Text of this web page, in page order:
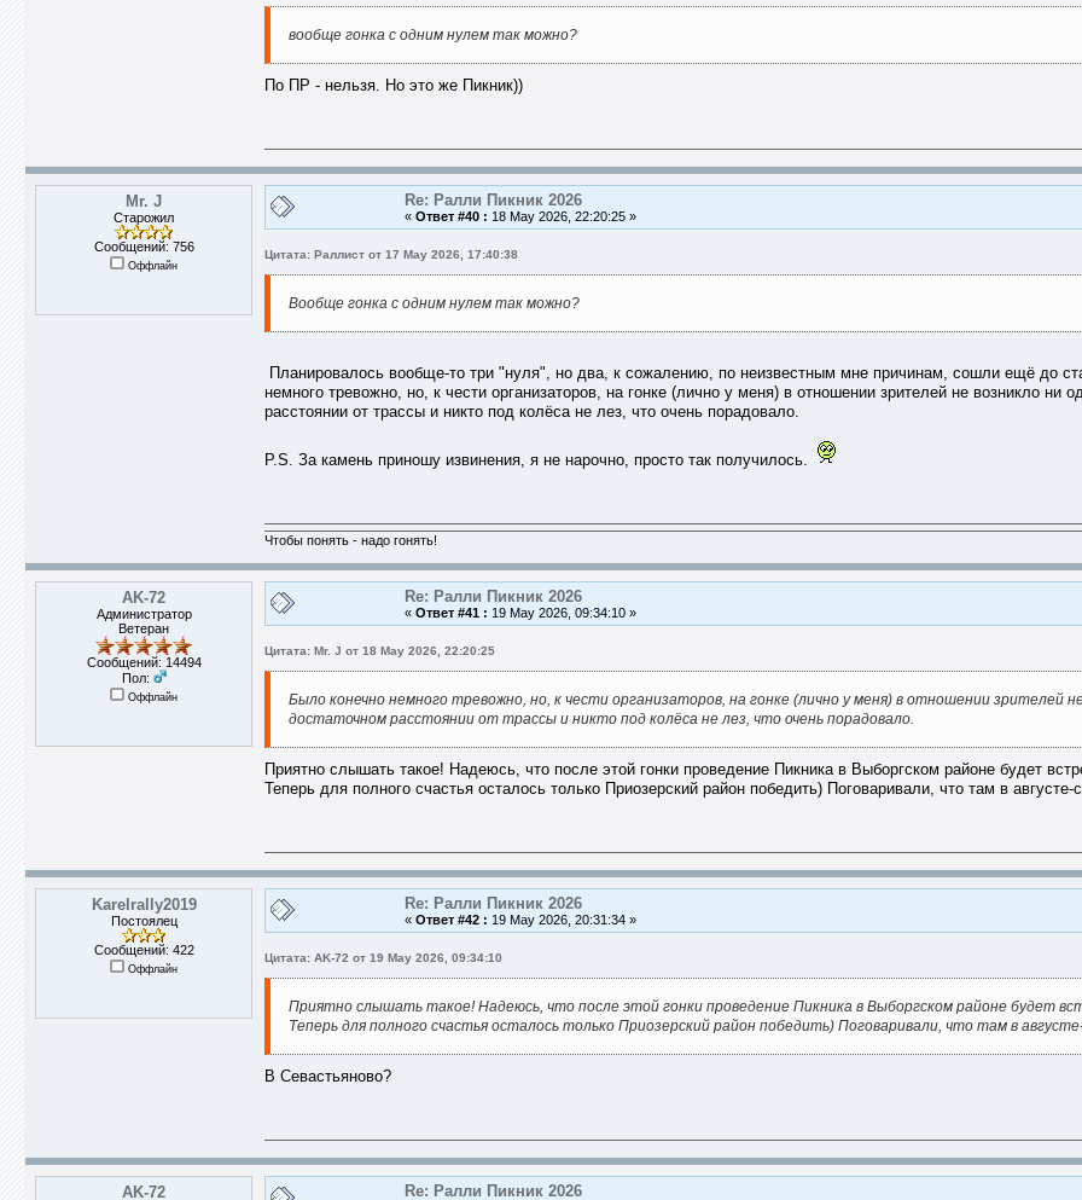
вообще гонка с одним нулем так можно?
По ПР - нельзя. Но это же Пикник))
Mr. J
Старожил
Сообщений: 756
Оффлайн
Re: Ралли Пикник 2026
« Ответ #40 : 18 May 2026, 22:20:25 »
Цитата: Раллист от 17 May 2026, 17:40:38
Вообще гонка с одним нулем так можно?
Планировалось вообще-то три "нуля", но два, к сожалению, по неизвестным мне причинам, сошли ещё до
немного тревожно, но, к чести организаторов, на гонке (лично у меня) в отношении зрителей не возникло
расстоянии от трассы и никто под колёса не лез, что очень порадовало.
P.S. За камень приношу извинения, я не нарочно, просто так получилось.
Чтобы понять - надо гонять!
AK-72
Администратор
Ветеран
Сообщений: 14494
Пол:
Оффлайн
Re: Ралли Пикник 2026
« Ответ #41 : 19 May 2026, 09:34:10 »
Цитата: Mr. J от 18 May 2026, 22:20:25
Было конечно немного тревожно, но, к чести организаторов, на гонке (лично у меня) в отношении зрителей
достаточном расстоянии от трассы и никто под колёса не лез, что очень порадовало.
Приятно слышать такое! Надеюсь, что после этой гонки проведение Пикника в Выборгском районе будет
Теперь для полного счастья осталось только Приозерский район победить) Поговаривали, что там в
Karelrally2019
Постоялец
Сообщений: 422
Оффлайн
Re: Ралли Пикник 2026
« Ответ #42 : 19 May 2026, 20:31:34 »
Цитата: AK-72 от 19 May 2026, 09:34:10
Приятно слышать такое! Надеюсь, что после этой гонки проведение Пикника в Выборгском районе будет
Теперь для полного счастья осталось только Приозерский район победить) Поговаривали, что там в
В Севастьяново?
AK-72 Re: Ралли Пикник 2026